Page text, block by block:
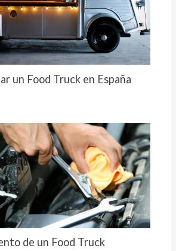
un Food Truck en España
de un Food Truck